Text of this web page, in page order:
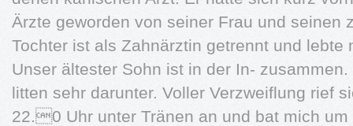
Ärzte geworden von seiner Frau und seinen
Tochter ist als Zahnärztin getrennt und lebte
Unser ältester Sohn ist in der In-
litten sehr darunter. Voller Verzweiflung rief
22.0 Uhr unter Tränen an und bat mich